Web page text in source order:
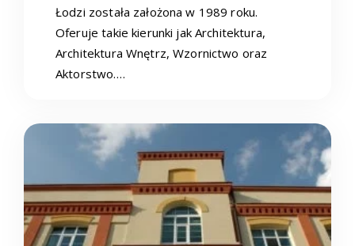
Łodzi została założona w 1989 roku.
Oferuje takie kierunki jak Architektura,
Architektura Wnętrz, Wzornictwo oraz
Aktorstwo.…